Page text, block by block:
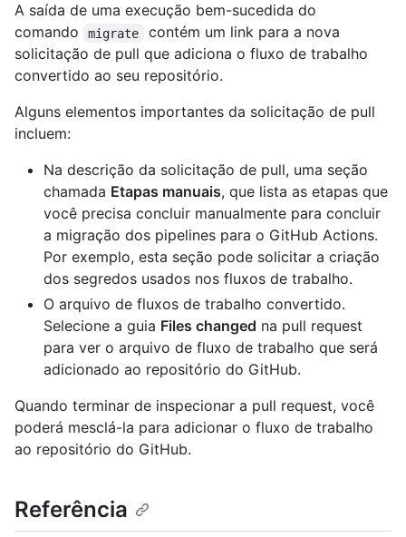
A saída de uma execução bem-sucedida do
comando
migrate
contém um link para a nova
solicitação de pull que adiciona o fluxo de trabalho
convertido ao seu repositório.
Alguns elementos importantes da solicitação de pull
incluem:
Na descrição da solicitação de pull, uma seção
chamada Etapas manuais, que lista as etapas que
você precisa concluir manualmente para concluir
a migração dos pipelines para o GitHub Actions.
Por exemplo, esta seção pode solicitar a criação
dos segredos usados nos fluxos de trabalho.
O arquivo de fluxos de trabalho convertido.
Selecione a guia Files changed na pull request
para ver o arquivo de fluxo de trabalho que será
adicionado ao repositório do GitHub.
Quando terminar de inspecionar a pull request, você
poderá mesclá-la para adicionar o fluxo de trabalho
ao repositório do GitHub.
Referência